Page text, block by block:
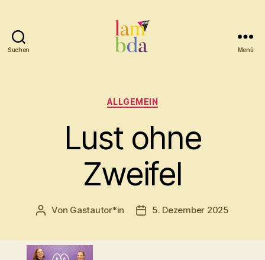
Suchen Menü
Kategorien
ALLGEMEIN
Lust ohne
Zweifel
Beitragsautor
Von Gastautor*in Beitragsdatum
5. Dezember 2025